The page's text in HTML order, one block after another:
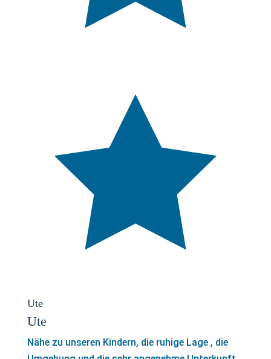
Ute
Ute
Nähe zu unseren Kindern, die ruhige Lage , die